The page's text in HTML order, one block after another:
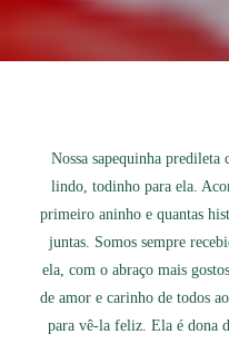
Nossa sapequinha
lindo, todinho para ela.
primeiro aninho e quantas
juntas. Somos sempre
ela, com o abraço mais
de amor e carinho de todos
para vê-la feliz. Ela é dona